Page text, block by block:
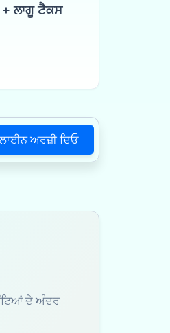
+ ਲਾਗੂ ਟੈਕਸ
ਅਰਜ਼ੀ ਦਿਓ
ਦੇ ਅੰਦਰ